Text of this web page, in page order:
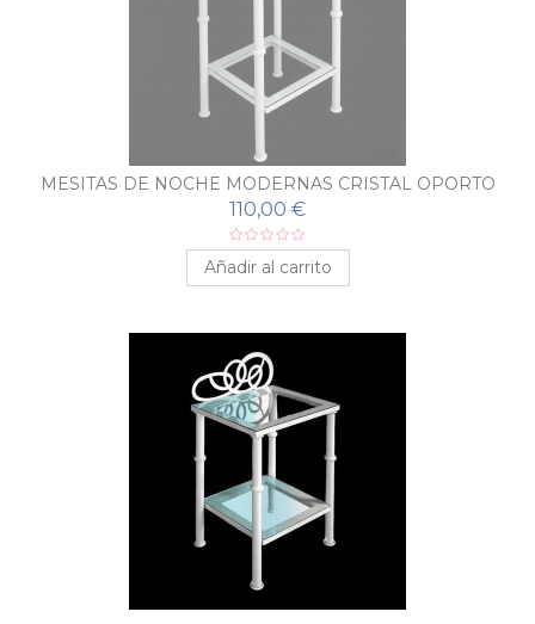
MESITAS DE NOCHE MODERNAS CRISTAL OPORTO
110,00 €
Añadir al carrito